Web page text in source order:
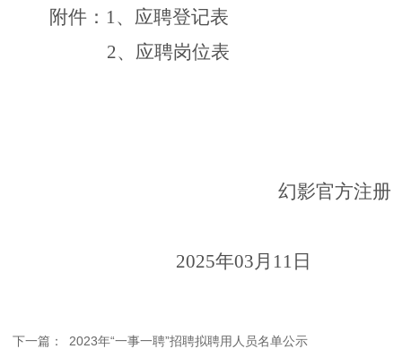
附件： 1、应聘登记表
2、 应聘岗位表
幻影官方注册
2025年03月 11 日
下一篇： 2023年“一事一聘”招聘拟聘用人员名单公示